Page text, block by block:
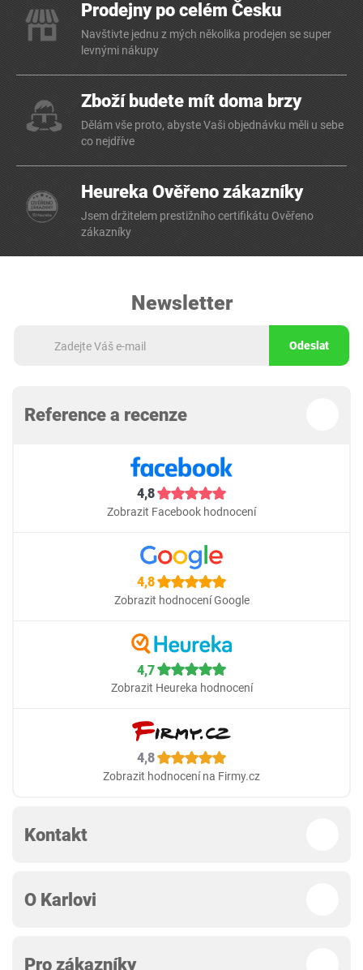
Prodejny po celém Česku
Navštivte jednu z mých několika prodejen se super
levnými nákupy
Zboží budete mít doma brzy
Dělám vše proto, abyste Vaši objednávku měli u sebe
co nejdříve
Heureka Ověřeno zákazníky
Jsem držitelem prestižního certifikátu Ověřeno
zákazníky
Newsletter
Odeslat
Reference a recenze
4,8
Zobrazit Facebook hodnocení
4,8
Zobrazit hodnocení Google
4,7
Zobrazit Heureka hodnocení
4,8
Zobrazit hodnocení na Firmy.cz
Kontakt
O Karlovi
Pro zákazníky